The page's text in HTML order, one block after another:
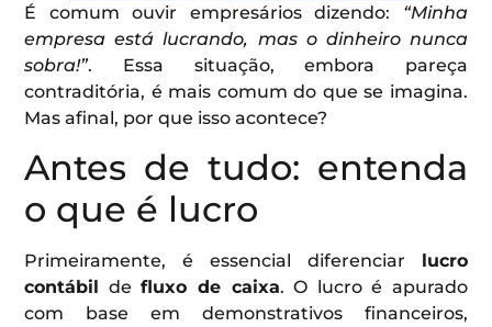
É comum ouvir empresários dizendo: “Minha
empresa está lucrando, mas o dinheiro nunca
sobra!”. Essa situação, embora pareça
contraditória, é mais comum do que se imagina.
Mas afinal, por que isso acontece?
Antes de tudo: entenda
o que é lucro
Primeiramente, é essencial diferenciar lucro
contábil defluxo de caixa. O lucro é apurado
com base em demonstrativos financeiros,